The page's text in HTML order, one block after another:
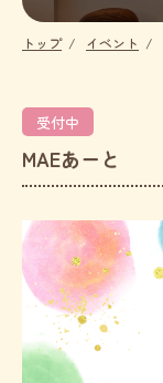
トップ イベント
受付中
MAEあーと